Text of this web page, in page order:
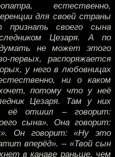
естественно,
для своей страны
своего сына
Цезаря. А по
не может этого
первых, распоряжается
у него в любовницах
ни о каком
потому что у неё
Цезаря. Там у них
её отшил – говорит:
сына». Она говорит:
Он говорит: «Ну это
вперёд». – «Твой сын
в канаве раньше, чем